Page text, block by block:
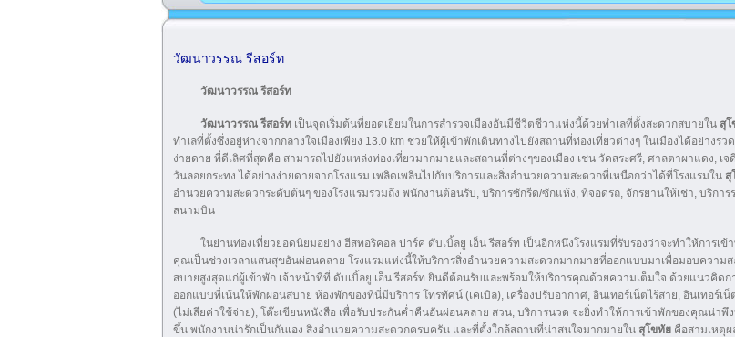
วัฒนาวรรณ รีสอร์ท
วัฒนาวรรณ รีสอร์ท
วัฒนาวรรณ รีสอร์ท เป็นจุดเริ่มต้นที่ยอดเยี่ยมในการสำรวจเมืองอันมีชีวิตชีวาแห่งนี้ด้วยทำเลที่ตั้งสะดวกสบายใน สุ
ทำเลที่ตั้งซึ่งอยู่ห่างจากกลางใจเมืองเพียง 13.0 km ช่วยให้ผู้เข้าพักเดินทางไปยังสถานที่ท่องเที่ยวต่างๆ ในเมืองได้อย่างรวด
ง่ายดาย ที่ดีเลิศที่สุดคือ สามารถไปยังแหล่งท่องเที่ยวมากมายและสถานที่ต่างๆของเมือง เช่น วัดสระศรี, ศาลตาผาแดง, เ
วันลอยกระทง ได้อย่างง่ายดายจากโรงแรม เพลิดเพลินไปกับบริการและสิ่งอำนวยความสะดวกที่เหนือกว่าได้ที่โรงแรมใน สุ
อำนวยความสะดวกระดับต้นๆ ของโรงแรมรวมถึง พนักงานต้อนรับ, บริการซักรีด/ซักแห้ง, ที่จอดรถ, จักรยานให้เช่า, บริการ
สนามบิน
ในย่านท่องเที่ยวยอดนิยมอย่าง ฮีสทอริคอล ปาร์ค ดับเบิ้ลยู เอ็น รีสอร์ท เป็นอีกหนึ่งโรงแรมที่รับรองว่าจะทำให้การเข้
คุณเป็นช่วงเวลาแสนสุขอันผ่อนคลาย โรงแรมแห่งนี้ให้บริการสิ่งอำนวยความสะดวกมากมายที่ออกแบบมาเพื่อมอบความส
สบายสูงสุดแก่ผู้เข้าพัก เจ้าหน้าที่ที่ ดับเบิ้ลยู เอ็น รีสอร์ท ยินดีต้อนรับและพร้อมให้บริการคุณด้วยความเต็มใจ ด้วยแนวคิดก
ออกแบบที่เน้นให้พักผ่อนสบาย ห้องพักของที่นี่มีบริการ โทรทัศน์ (เคเบิล), เครื่องปรับอากาศ, อินเทอร์เน็ตไร้สาย, อินเทอร์เน็
(ไม่เสียค่าใช้จ่าย), โต๊ะเขียนหนังสือ เพื่อรับประกันค่ำคืนอันผ่อนคลาย สวน, บริการนวด จะยิ่งทำให้การเข้าพักของคุณน่าพึง
ขึ้น พนักงานน่ารักเป็นกันเอง สิ่งอำนวยความสะดวกครบครัน และที่ตั้งใกล้สถานที่น่าสนใจมากมายใน สุโขทัย คือสามเหตุ